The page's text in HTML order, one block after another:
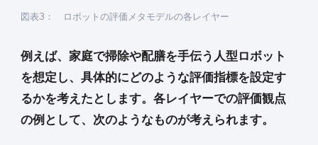
図表3： ロボットの評価メタモデルの各レイヤー
例えば、家庭で掃除や配膳を手伝う人型ロボット
を想定し、具体的にどのような評価指標を設定す
るかを考えたとします。各レイヤーでの評価観点
の例として、次のようなものが考えられます。